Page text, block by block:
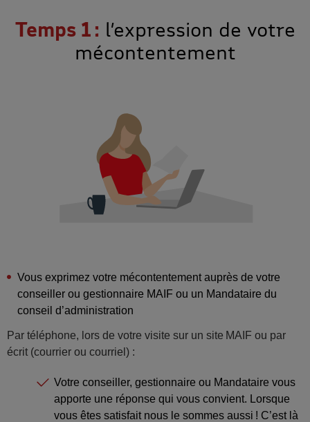
Temps 1 : l’expression de votre
mécontentement
Vous exprimez votre mécontentement auprès de votre
conseiller ou gestionnaire MAIF ou un Mandataire du
conseil d’administration
Par téléphone, lors de votre visite sur un site MAIF ou par
écrit (courrier ou courriel) :
Votre conseiller, gestionnaire ou Mandataire vous
apporte une réponse qui vous convient. Lorsque
vous êtes satisfait nous le sommes aussi ! C’est là